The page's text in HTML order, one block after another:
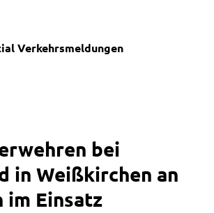
Verkehrsmeldungen
bei
in Weißkirchen an
im Einsatz